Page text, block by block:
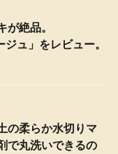
が絶品。
ュ」をレビュー。
の柔らか水切りマ
で丸洗いできるの